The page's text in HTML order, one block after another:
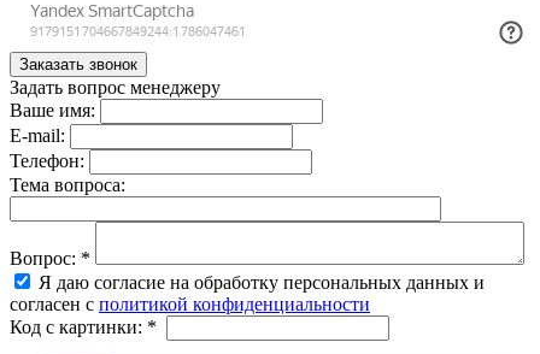
Задать вопрос менеджеру
Ваше имя:
E-mail:
Телефон:
Тема вопроса:
Вопрос: *
Я даю согласие на обработку персональных данных и
согласен с политикой конфиденциальности
Код с картинки: *